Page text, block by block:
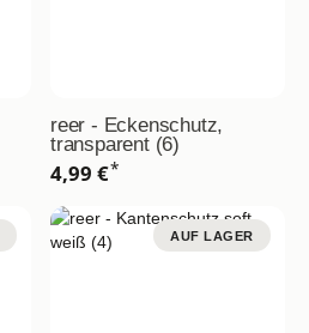
reer - Eckenschutz,
transparent (6)
4,99 €*
AUF LAGER